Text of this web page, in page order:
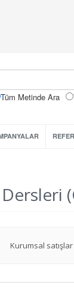
Tüm Metinde Ara
Kurumsal